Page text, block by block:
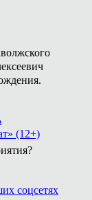
(12+)
соцсетях